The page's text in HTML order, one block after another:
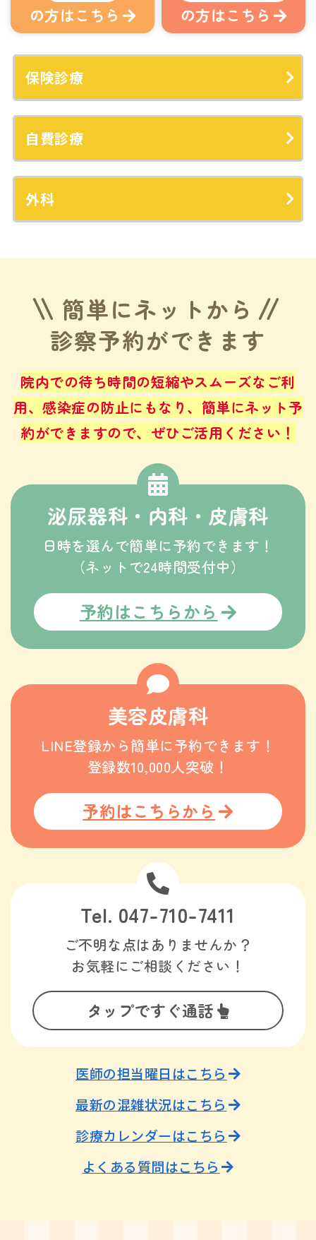
の方はこちら の方はこちら
保険診療
自費診療
外科
簡単にネットから
診察予約ができます
院内での待ち時間の短縮やスムーズなご利
用、感染症の防止にもなり、 簡単にネット予
約ができますので、ぜひご活用ください！
Tel. 047-710-7411
ご不明な点はありませんか？
お気軽にご相談ください！
タップですぐ通話
泌尿器科・内科・皮膚科
日時を選んで簡単に予約できます！
（ネットで24時間受付中）
予約はこちらから
美容皮膚科
LINE登録から簡単に予約できます！
登録数10,000人突破！
予約はこちらから
医師の担当曜日はこちら
最新の混雑状況はこちら
診療カレンダーはこちら
よくある質問はこちら